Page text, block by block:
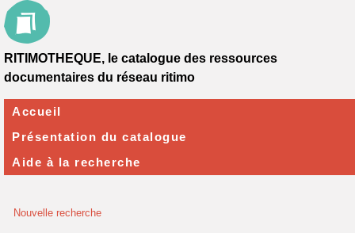
Nouvelle recherche
RITIMOTHEQUE, le catalogue des ressources
documentaires du réseau ritimo
Accueil
Présentation du catalogue
Aide à la recherche